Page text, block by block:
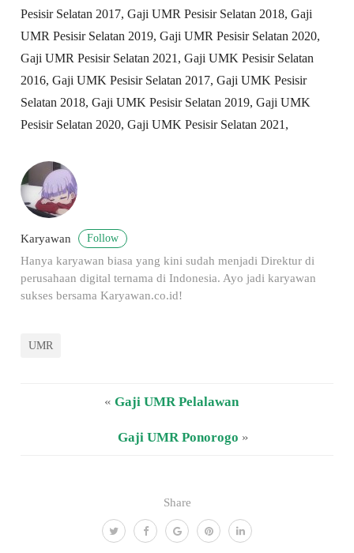
Share
Pesisir Selatan 2017, Gaji UMR Pesisir Selatan 2018, Gaji
UMR Pesisir Selatan 2019, Gaji UMR Pesisir Selatan 2020,
Gaji UMR Pesisir Selatan 2021, Gaji UMK Pesisir Selatan
2016, Gaji UMK Pesisir Selatan 2017, Gaji UMK Pesisir
Selatan 2018, Gaji UMK Pesisir Selatan 2019, Gaji UMK
Pesisir Selatan 2020, Gaji UMK Pesisir Selatan 2021,
Karyawan Follow
Hanya karyawan biasa yang kini sudah menjadi Direktur di
perusahaan digital ternama di Indonesia. Ayo jadi karyawan
sukses bersama Karyawan.co.id!
UMR
« Gaji UMR Pelalawan
Gaji UMR Ponorogo »